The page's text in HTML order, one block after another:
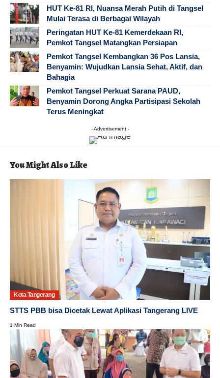
HUT Ke-81 RI, Nuansa Merah Putih di Tangsel
Mulai Terasa di Berbagai Wilayah
Peringatan HUT Ke-81 Kemerdekaan RI,
Pemkot Tangsel Matangkan Persiapan
Pemkot Tangsel Kembangkan 36 Pos Lansia,
Benyamin: Wujudkan Lansia Sehat, Aktif, dan
Bahagia
Pemkot Tangsel Perkuat Sarana PAUD,
Benyamin Dorong Angka Partisipasi Sekolah
Terus Meningkat
- Advertisement -
You Might Also Like
Kota Tangerang
STTS PBB bisa Dicetak Lewat Aplikasi Tangerang LIVE
1 Min Read